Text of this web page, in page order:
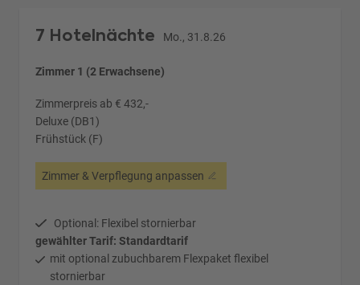
7 Hotelnächte Mo., 31.8.26
Zimmer 1 (2 Erwachsene)
Zimmerpreis ab € 432,-
Deluxe (DB1)
Frühstück (F)
Zimmer & Verpflegung anpassen
Optional: Flexibel stornierbar
gewählter Tarif: Standardtarif
mit optional zubuchbarem Flexpaket flexibel
stornierbar